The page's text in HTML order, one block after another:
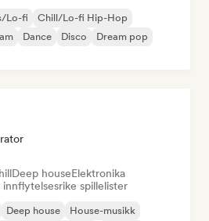
Lo-fi
Chill/Lo-fi Hip-Hop
Dance Disco
Dream pop
Deep houseElektronika
spillelister
Deep house
House-musikk